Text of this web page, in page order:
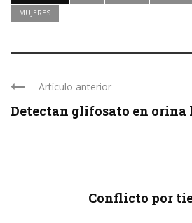
MUJERES
Artículo anterior
Detectan glifosato en orina
Conflicto por